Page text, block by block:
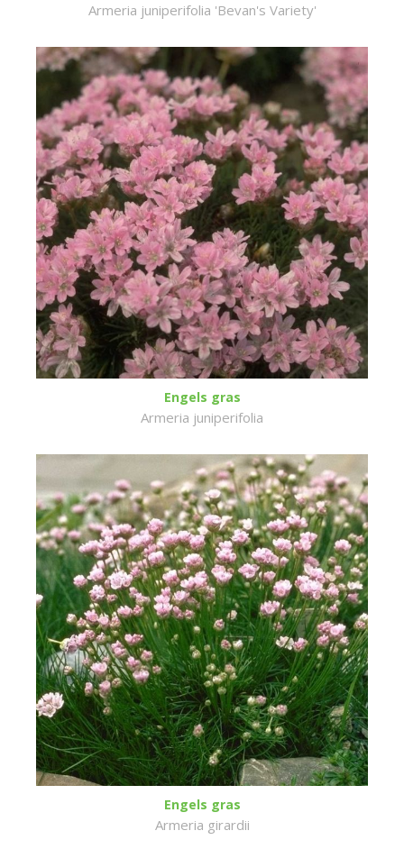
Armeria juniperifolia 'Bevan's Variety'
Engels gras
Armeria juniperifolia
Engels gras
Armeria girardii